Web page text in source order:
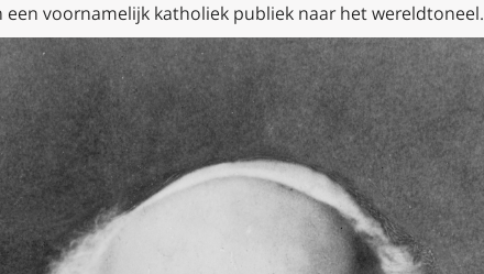
een voornamelijk katholiek publiek naar het wereldtoneel.